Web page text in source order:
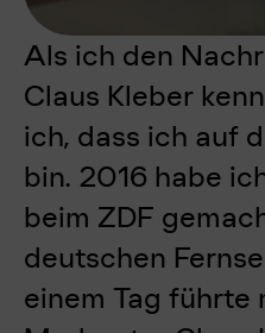
Als ich den
Claus Kleber
ich, dass ich auf
bin. 2016 habe
beim ZDF
deutschen
einem Tag führte